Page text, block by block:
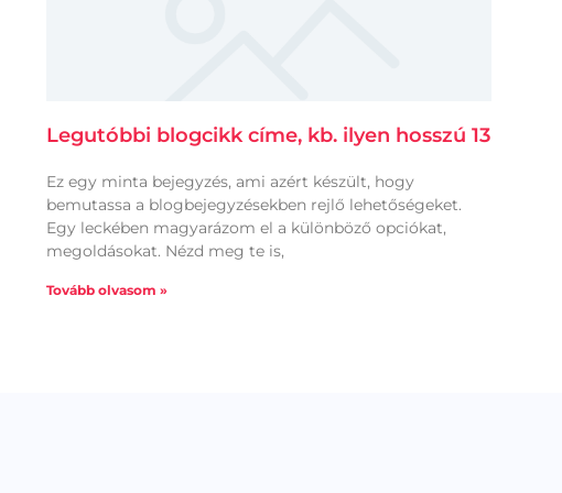
Legutóbbi blogcikk címe, kb. ilyen hosszú 13
Ez egy minta bejegyzés, ami azért készült, hogy
bemutassa a blogbejegyzésekben rejlő lehetőségeket.
Egy leckében magyarázom el a különböző opciókat,
megoldásokat. Nézd meg te is,
Tovább olvasom »